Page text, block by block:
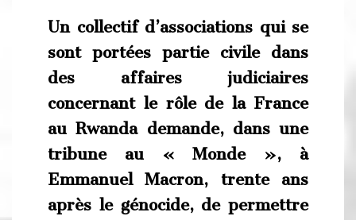
Un collectif d’associations qui se
sont portées partie civile dans
des affaires judiciaires
concernant le rôle de la France
au Rwanda demande, dans une
tribune au « Monde », à
Emmanuel Macron, trente ans
après le génocide, de permettre